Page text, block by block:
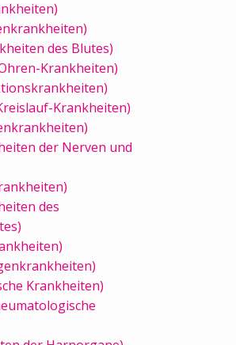
des Blutes)
Krankheiten)
Krankheiten)
der Nerven und
des
Krankheiten)